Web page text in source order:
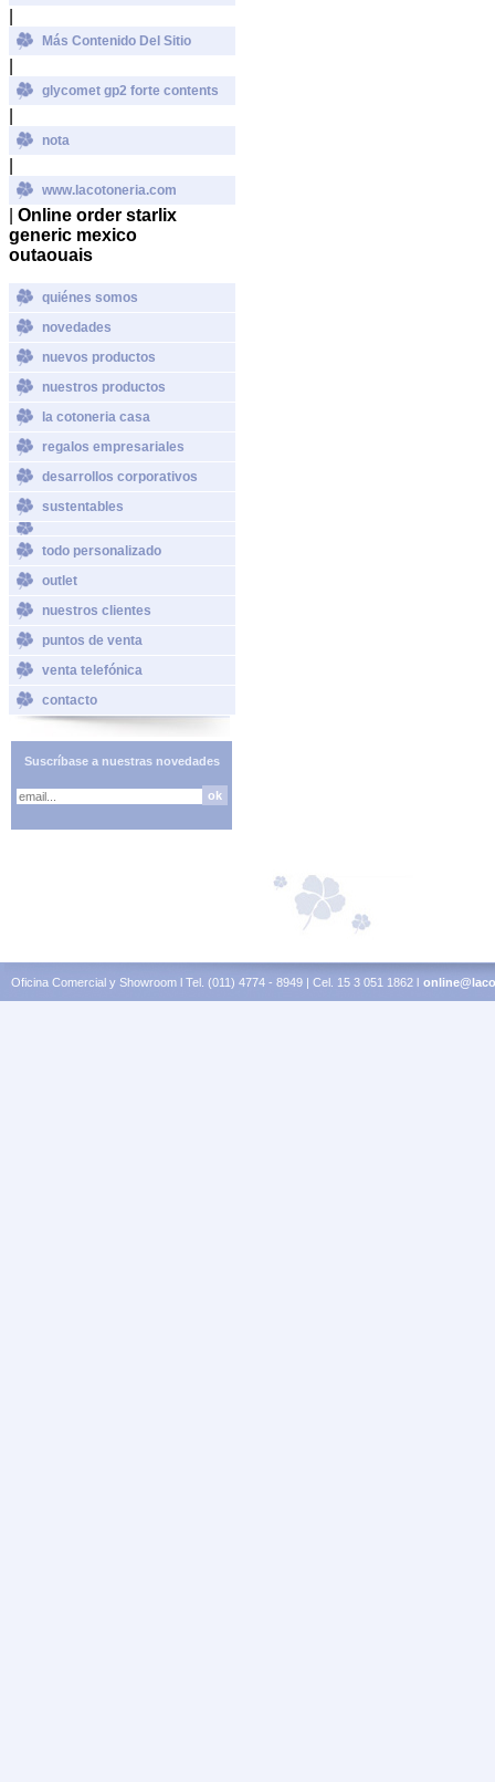
Más Contenido Del Sitio
glycomet gp2 forte contents
nota
www.lacotoneria.com
Online order starlix
generic mexico
outaouais
quiénes somos
novedades
nuevos productos
nuestros productos
la cotoneria casa
regalos empresariales
desarrollos corporativos
sustentables
todo personalizado
outlet
nuestros clientes
puntos de venta
venta telefónica
contacto
Suscríbase a nuestras novedades
Oficina Comercial y Showroom l Tel. (011) 4774 - 8949 | Cel. 15 3 051 1862 l